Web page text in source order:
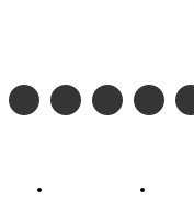
Profil Madu TV